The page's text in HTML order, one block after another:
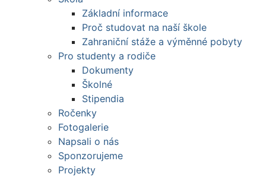
Základní informace
Proč studovat na naší škole
Zahraniční stáže a výměnné pobyty
Pro studenty a rodiče
Dokumenty
Školné
Stipendia
Ročenky
Fotogalerie
Napsali o nás
Sponzorujeme
Projekty